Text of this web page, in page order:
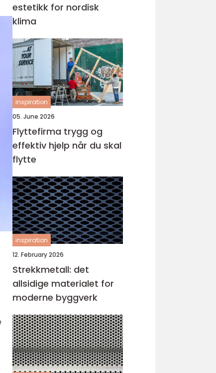
estetikk for nordisk
klima
inspiration
05. June 2026
Flyttefirma trygg og
effektiv hjelp når du skal
flytte
inspiration
12. February 2026
Strekkmetall: det
allsidige materialet for
moderne byggverk